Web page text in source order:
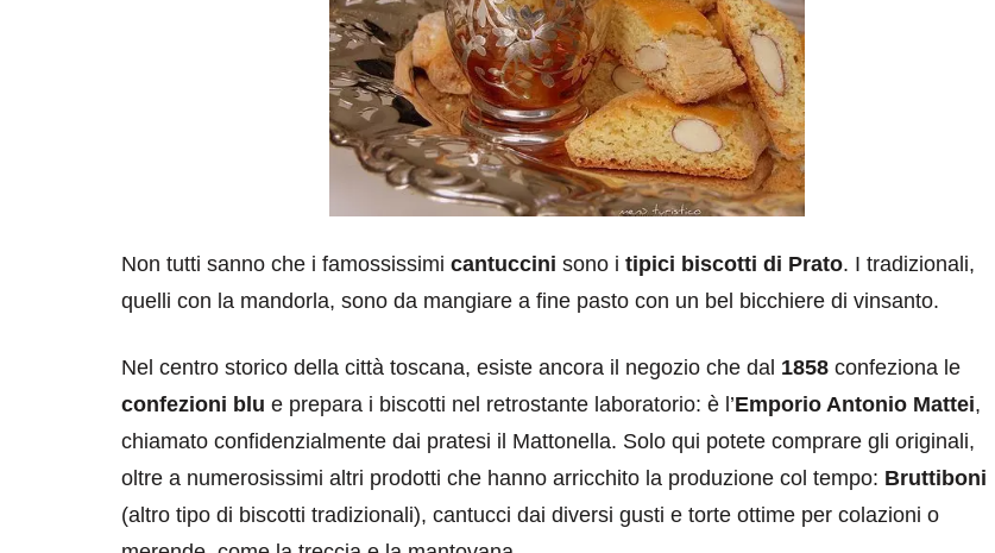
Non tutti sanno che i famossissimi cantuccini sono i tipici biscotti di Prato. I tradizionali,
quelli con la mandorla, sono da mangiare a fine pasto con un bel bicchiere di vinsanto.
Nel centro storico della città toscana, esiste ancora il negozio che dal 1858 confeziona le
confezioni blu e prepara i biscotti nel retrostante laboratorio: è l’Emporio Antonio Mattei,
chiamato confidenzialmente dai pratesi il Mattonella. Solo qui potete comprare gli originali,
oltre a numerosissimi altri prodotti che hanno arricchito la produzione col tempo: Bruttiboni
(altro tipo di biscotti tradizionali), cantucci dai diversi gusti e torte ottime per colazioni o